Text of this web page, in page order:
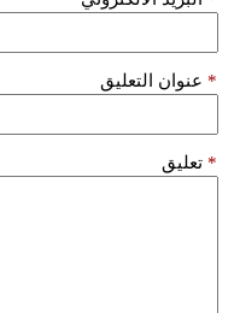
عنوان التعليق *
تعليق *